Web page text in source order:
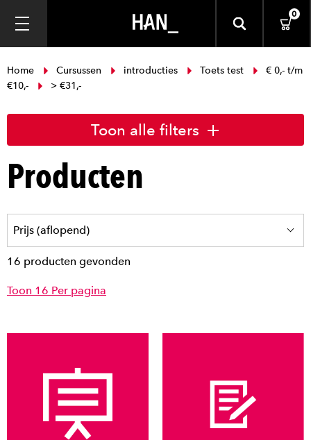
0
Home Cursussen introducties Toets test
€ 0,- t/m
€10,-
> €31,-
Toon alle filters
Producten
16 producten gevonden
Toon 16 Per pagina